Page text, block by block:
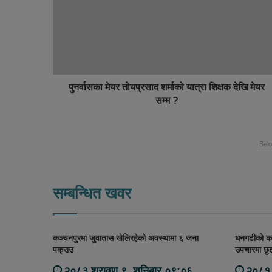
पुनर्वासका मेयर तोयप्रसाद शर्माको यात्रा शिक्षक देखि मेयर
सम्म ?
सम्बन्धित खवर
कञ्चनपुरमा जुवातास खेलिरहेको अवस्थामा ६ जना
पक्राउ
धनगढीको
उपचारमा